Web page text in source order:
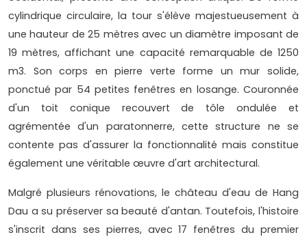
cylindrique circulaire, la tour s'élève majestueusement à
une hauteur de 25 mètres avec un diamètre imposant de
19 mètres, affichant une capacité remarquable de 1250
m3. Son corps en pierre verte forme un mur solide,
ponctué par 54 petites fenêtres en losange. Couronnée
d'un toit conique recouvert de tôle ondulée et
agrémentée d'un paratonnerre, cette structure ne se
contente pas d'assurer la fonctionnalité mais constitue
également une véritable œuvre d'art architectural.
Malgré plusieurs rénovations, le château d'eau de Hang
Dau a su préserver sa beauté d'antan. Toutefois, l'histoire
s'inscrit dans ses pierres, avec 17 fenêtres du premier